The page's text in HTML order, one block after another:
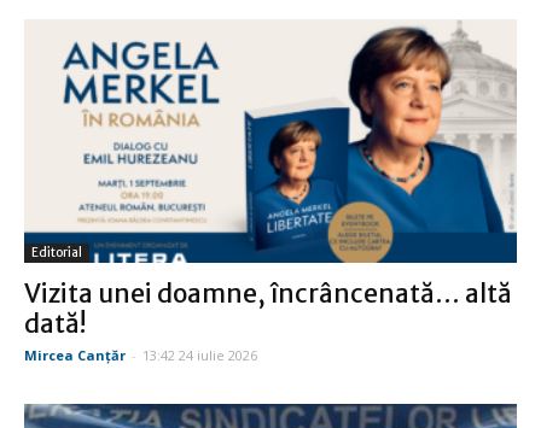
Editorial
Vizita unei doamne, încrâncenată… altă
dată!
Mircea Canţăr - 13:42 24 iulie 2026